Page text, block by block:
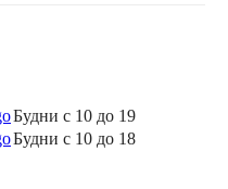
Будни с 10 до 19
Будни с 10 до 18